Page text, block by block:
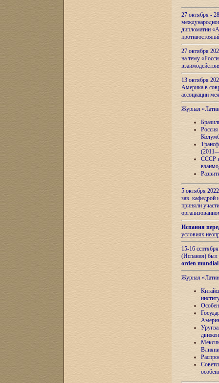
27 октября -
дипломатии
27 октября
на тему
13 октября
Америка в
ассоциации
Журнал
СССР и
5 октября
зав.
приняли
Испания
условиях
15-16
(Испания) был
orden
Журнал